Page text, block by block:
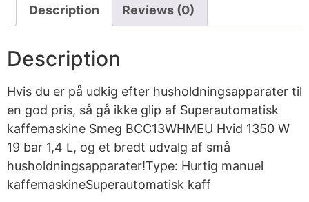
Description Reviews (0)
Description
Hvis du er på udkig efter husholdningsapparater til
en god pris, så gå ikke glip af Superautomatisk
kaffemaskine Smeg BCC13WHMEU Hvid 1350 W
19 bar 1,4 L, og et bredt udvalg af små
husholdningsapparater!Type: Hurtig manuel
kaffemaskineSuperautomatisk kaff